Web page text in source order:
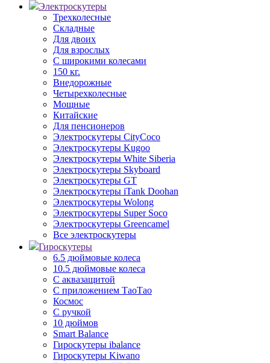
Электроскутеры
Трехколесные
Складные
Для двоих
Для взрослых
С широкими колесами
150 кг.
Внедорожные
Четырехколесные
Мощные
Китайские
Для пенсионеров
Электроскутеры CityCoco
Электроскутеры Kugoo
Электроскутеры White Siberia
Электроскутеры Skyboard
Электроскутеры GT
Электроскутеры iTank Doohan
Электроскутеры Wolong
Электроскутеры Super Soco
Электроскутеры Greencamel
Все электроскутеры
Гироскутеры
6.5 дюймовые колеса
10.5 дюймовые колеса
С аквазащитой
С приложением ТаоТао
Космос
С ручкой
10 дюймов
Smart Balance
Гироскутеры ibalance
Гироскутеры Kiwano